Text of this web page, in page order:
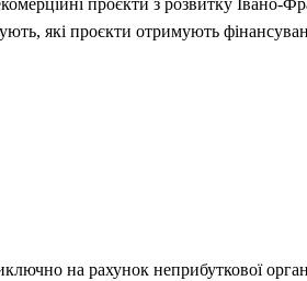
які проєкти отримують
на рахунок неприбуткової